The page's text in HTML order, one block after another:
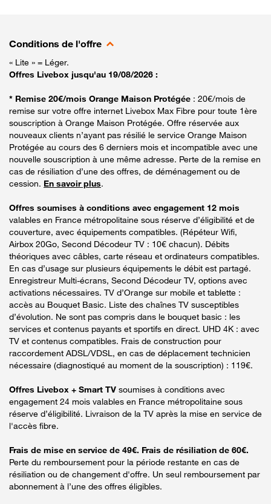
Conditions de l'offre
« Lite » = Léger.
Offres Livebox jusqu'au 19/08/2026 :
* Remise 20€/mois Orange Maison Protégée : 20€/mois de
remise sur votre offre internet Livebox Max Fibre pour toute 1ère
souscription à Orange Maison Protégée. Offre réservée aux
nouveaux clients n’ayant pas résilié le service Orange Maison
Protégée au cours des 6 derniers mois et incompatible avec une
nouvelle souscription à une même adresse. Perte de la remise en
cas de résiliation d’une des offres, de déménagement ou de
cession. En savoir plus.
Offres soumises à conditions avec engagement 12 mois
valables en France métropolitaine sous réserve d’éligibilité et de
couverture, avec équipements compatibles. (Répéteur Wifi,
Airbox 20Go, Second Décodeur TV : 10€ chacun). Débits
théoriques avec câbles, carte réseau et ordinateurs compatibles.
En cas d’usage sur plusieurs équipements le débit est partagé.
Enregistreur Multi-écrans, Second Décodeur TV, options avec
activations nécessaires. TV d’Orange sur mobile et tablette :
accès au Bouquet Basic. Liste des chaînes TV susceptibles
d’évolution. Ne sont pas compris dans le bouquet basic : les
services et contenus payants et sportifs en direct. UHD 4K : avec
TV et contenus compatibles. Frais de construction pour
raccordement ADSL/VDSL, en cas de déplacement technicien
nécessaire (diagnostiqué au moment de la souscription) : 119€.
Offres Livebox + Smart TV soumises à conditions avec
engagement 24 mois valables en France métropolitaine sous
réserve d’éligibilité. Livraison de la TV après la mise en service de
l'accès fibre.
Frais de mise en service de 49€. Frais de résiliation de 60€.
Perte du remboursement pour la période restante en cas de
résiliation ou de changement d'offre. Un seul remboursement par
abonnement à l’une des offres éligibles.